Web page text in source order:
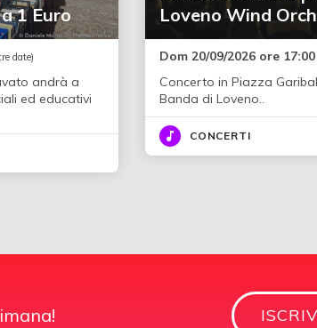
1 Euro
date)
andrà a
ed educativi
Loveno Wind
Dom 20/09/2026 ore 17:00
Concerto in Piazza
Banda di Loveno..
CONCERTI